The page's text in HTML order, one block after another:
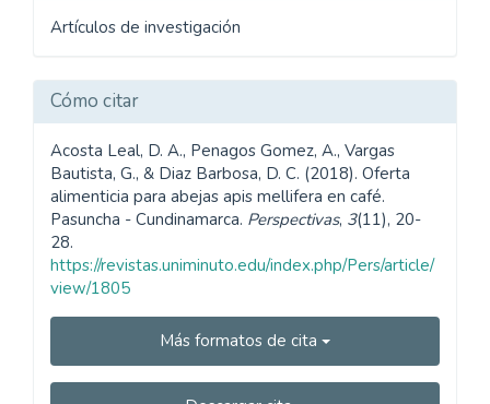
Artículos de investigación
Cómo citar
Acosta Leal, D. A., Penagos Gomez, A., Vargas
Bautista, G., & Diaz Barbosa, D. C. (2018). Oferta
alimenticia para abejas apis mellifera en café.
Pasuncha - Cundinamarca. Perspectivas, 3(11), 20-
28.
https://revistas.uniminuto.edu/index.php/Pers/article/
view/1805
Más formatos de cita